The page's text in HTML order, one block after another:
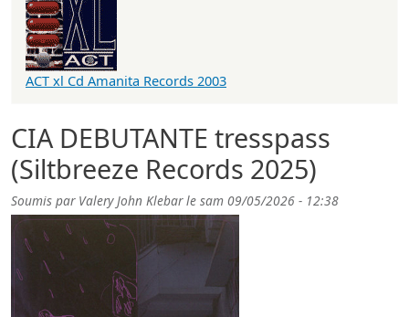
CIA DEBUTANTE tresspass
(Siltbreeze Records 2025)
Soumis par Valery John Klebarle sam 09/05/2026 - 12:38
ACT xl Cd Amanita Records 2003